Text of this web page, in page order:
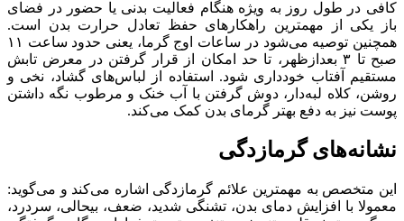
کافی در طول روز به‏ ویژه هنگام فعالیت بدنی یا حضور در فضای
باز یکی از مهم‏ترین راهکارهای حفظ تعادل حرارت بدن است.
همچنین توصیه می‌‎شود در ساعات اوج گرما، یعنی حدود ساعت ۱۱
صبح تا ۳ بعدازظهر، تا حد امکان از قرار گرفتن در معرض تابش
مستقیم آفتاب خودداری شود. استفاده از لباس‌‏های گشاد، نخی و
روشن، کلاه لبه‌دار، دوش گرفتن با آب خنک و مرطوب نگه داشتن
پوست نیز به دفع بهتر گرمای بدن کمک می‏‌کند.
نشانه‌‏های گرمازدگی
این متخصص به مهمترین علائم گرمازدگی اشاره می‌کند و می‌گوید:
معمولا با افزایش دمای بدن، تشنگی شدید، ضعف، بی‎حالی، سردرد،